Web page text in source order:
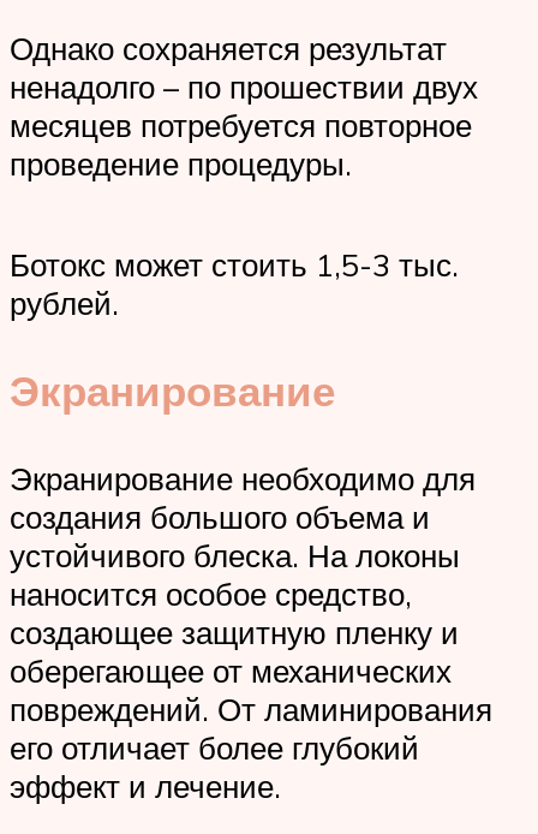
Однако сохраняется результат
ненадолго – по прошествии двух
месяцев потребуется повторное
проведение процедуры.
Ботокс может стоить 1,5-3 тыс.
рублей.
Экранирование
Экранирование необходимо для
создания большого объема и
устойчивого блеска. На локоны
наносится особое средство,
создающее защитную пленку и
оберегающее от механических
повреждений. От ламинирования
его отличает более глубокий
эффект и лечение.